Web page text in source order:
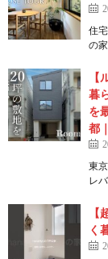
住
の
暮
を
都
東
レ
く